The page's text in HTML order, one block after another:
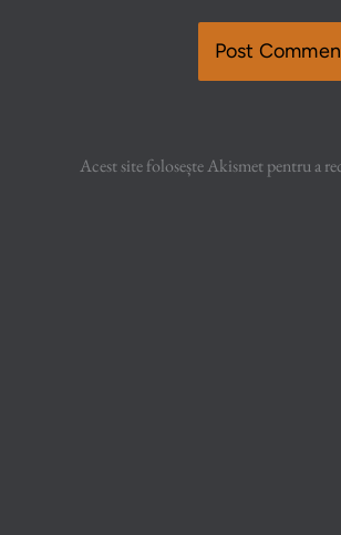
Acest site folosește Akismet pentru a